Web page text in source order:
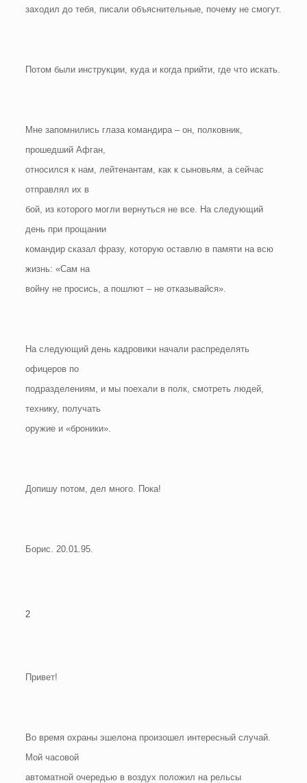
заходил до тебя, писали объяснительные, почему не смогут.
Потом были инструкции, куда и когда прийти, где что искать.
Мне запомнились глаза командира – он, полковник,
прошедший Афган,
относился к нам, лейтенантам, как к сыновьям, а сейчас
отправлял их в
бой, из которого могли вернуться не все. На следующий
день при прощании
командир сказал фразу, которую оставлю в памяти на всю
жизнь: «Сам на
войну не просись, а пошлют – не отказывайся».
На следующий день кадровики начали распределять
офицеров по
подразделениям, и мы поехали в полк, смотреть людей,
технику, получать
оружие и «броники».
Допишу потом, дел много. Пока!
Борис. 20.01.95.
2
Привет!
Во время охраны эшелона произошел интересный случай.
Мой часовой
автоматной очередью в воздух положил на рельсы